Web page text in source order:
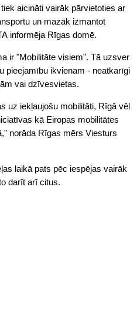
aicināti vairāk pārvietoties ar
un mazāk izmantot
informēja Rīgas domē.
ir "Mobilitāte visiem". Tā uzsver
pieejamību ikvienam - neatkarīgi
vai dzīvesvietas.
uz iekļaujošu mobilitāti, Rīgā vēl
kā Eiropas mobilitātes
norāda Rīgas mērs Viesturs
laikā pats pēc iespējas vairāk
darīt arī citus.